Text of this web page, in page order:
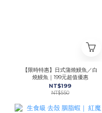
【限時特惠】日式蒲燒鰻魚／白
燒鰻魚｜199元超值優惠
NT$199
NT$550